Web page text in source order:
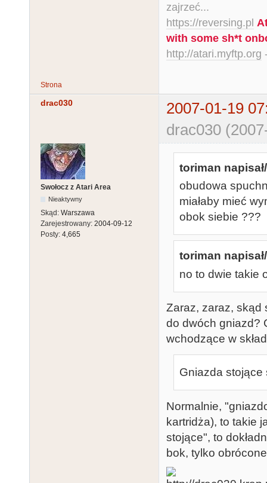
zajrzeć...
https://reversing.pl
with some sh*t
http://atari.myftp.org
Strona
drac030
2007-01-19
drac030
Swołocz z Atari Area
Nieaktywny
Skąd: Warszawa
Zarejestrowany: 2004-09-12
Posty: 4,665
toriman
obudowa
miałaby mieć
obok siebie ???
toriman
no to dwie takie
Zaraz, zaraz, skąd
do dwóch gniazd?
wchodzące w
Gniazda stojące
Normalnie,
kartridża), to takie
stojące", to
bok, tylko